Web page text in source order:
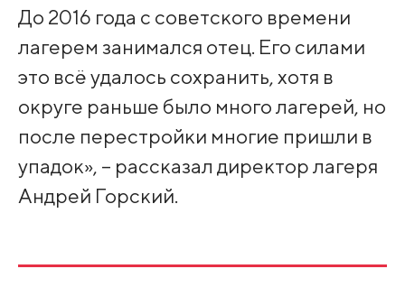
До 2016 года с советского времени
лагерем занимался отец. Его силами
это всё удалось сохранить, хотя в
округе раньше было много лагерей, но
после перестройки многие пришли в
упадок», – рассказал директор лагеря
Андрей Горский.